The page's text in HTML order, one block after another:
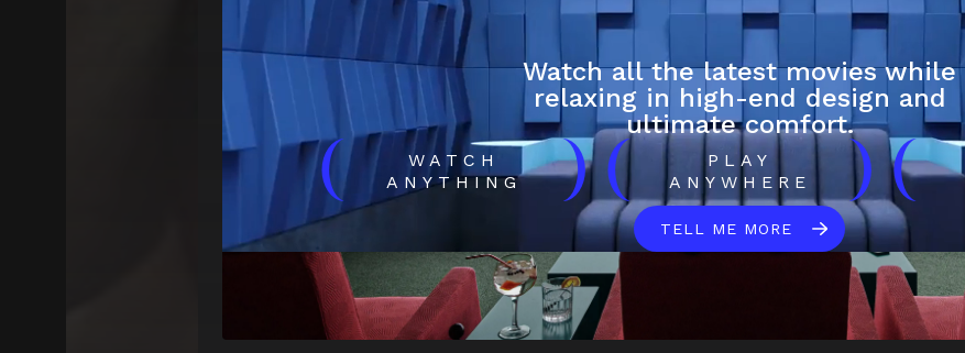
Watch all the latest movies while
relaxing in high-end design and
ultimate comfort.
(
WATCH
ANYTHING
)(
PLAY
ANYWHERE
)(
TELL ME MORE